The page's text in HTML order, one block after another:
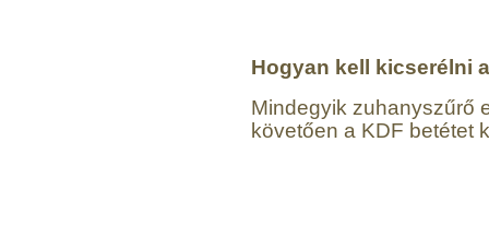
Hogyan kell kicserélni
Mindegyik zuhanyszűrő
követően a KDF betétet